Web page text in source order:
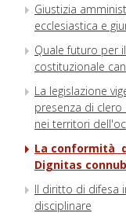
Giustizia
ecclesiastica e
Quale futuro per
costituzionale
La legislazione
presenza di
nei territori
La conformità
Dignitas
Il diritto di difesa
disciplinare